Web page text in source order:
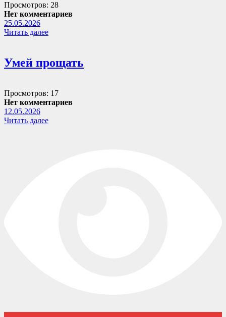
Просмотров: 28
Нет комментариев
25.05.2026
Читать далее
Умей прощать
Просмотров: 17
Нет комментариев
12.05.2026
Читать далее